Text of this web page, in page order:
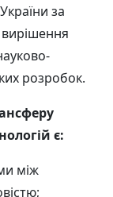
за
розробок.
є:
між